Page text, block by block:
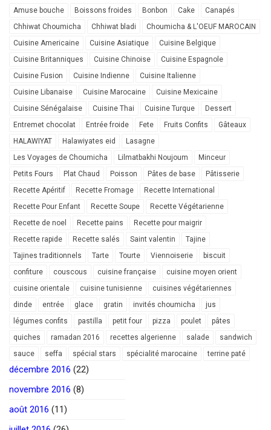
Amuse bouche
Boissons froides Bonbon Cake
Canapés
Chhiwat Choumicha
Chhiwat bladi
Choumicha & L'OEUF MAROCAIN
Cuisine Americaine
Cuisine Asiatique
Cuisine Belgique
Cuisine Britanniques
Cuisine Chinoise
Cuisine Espagnole
Cuisine Fusion
Cuisine Indienne
Cuisine Italienne
Cuisine Libanaise
Cuisine Marocaine
Cuisine Mexicaine
Cuisine Sénégalaise
Cuisine Thai Cuisine Turque
Dessert
Entremet chocolat
Entrée froide Fete Fruits Confits
Gâteaux
HALAWIYAT
Halawiyates eid
Lasagne
Les Voyages de Choumicha
Lilmatbakhi Noujoum
Minceur
Petits Fours
Plat Chaud Poisson Pâtes de base
Pâtisserie
Recette Apéritif
Recette Fromage
Recette International
Recette Pour Enfant
Recette Soupe
Recette Végétarienne
Recette de noel
Recette pains
Recette pour maigrir
Recette rapide
Recette salés Saint valentin
Tajine
Tajines traditionnels
Tarte Tourte Viennoiserie
biscuit
confiture
couscous cuisine française
cuisine moyen orient
cuisine orientale
cuisine tunisienne
cuisines végétariennes
dinde
entrée glace gratin invités choumicha
jus
légumes confits
pastilla petit four pizza poulet
pâtes
quiches
ramadan 2016 recettes algerienne salade
sandwich
sauce
seffa spécial stars spécialité marocaine terrine paté
décembre 2016 (22)
novembre 2016 (8)
août 2016 (11)